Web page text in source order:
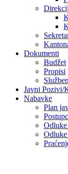
Dokumenti
Budžet
Propisi
Javni Pozivi/
Nabavke
Plan
Odluke
Odluke